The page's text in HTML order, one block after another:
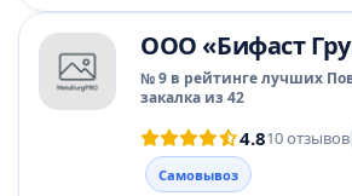
ООО «Бифаст
№ 9 в рейтинге лучших
закалка из 42
4.810 отзывов
Самовывоз